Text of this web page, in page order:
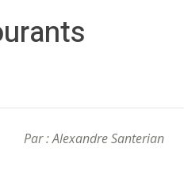
Par : Alexandre Santerian